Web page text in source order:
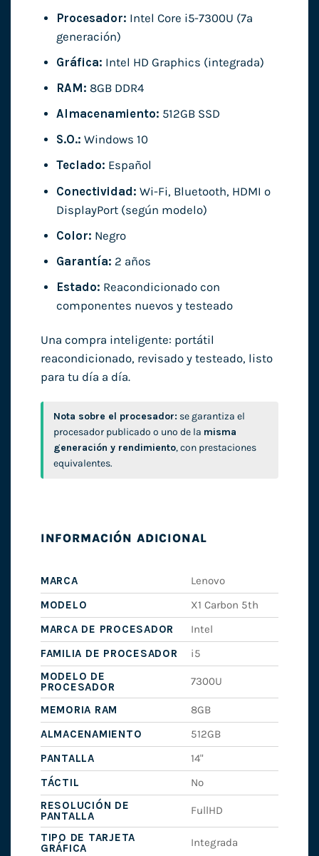
Procesador: Intel Core i5-7300U (7ª
generación)
Gráfica: Intel HD Graphics (integrada)
RAM: 8GB DDR4
Almacenamiento: 512GB SSD
S.O.: Windows 10
Teclado: Español
Conectividad: Wi-Fi, Bluetooth, HDMI o
DisplayPort (según modelo)
Color: Negro
Garantía: 2 años
Estado: Reacondicionado con
componentes nuevos y testeado
Una compra inteligente: portátil
reacondicionado, revisado y testeado, listo
para tu día a día.
Nota sobre el procesador: se garantiza el
procesador publicado o uno de la misma
generación y rendimiento, con prestaciones
equivalentes.
INFORMACIÓN ADICIONAL
MARCA
Lenovo
MODELO
X1 Carbon 5th
MARCA DE PROCESADOR
Intel
FAMILIA DE PROCESADOR
i5
MODELO DE
PROCESADOR
7300U
MEMORIA RAM
8GB
ALMACENAMIENTO
512GB
PANTALLA
14"
TÁCTIL
No
RESOLUCIÓN DE
PANTALLA
FullHD
TIPO DE TARJETA
GRÁFICA
Integrada